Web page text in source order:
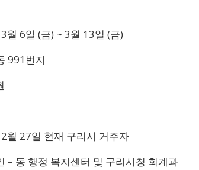
6일 (금) ~ 3월 13일 (금)
991번지
월 27일 현재 구리시 거주자
– 동 행정 복지센터 및 구리시청 회계과